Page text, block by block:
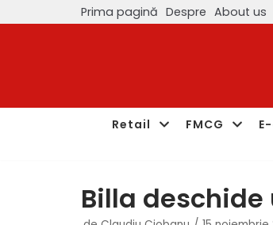
Prima pagină Despre About us
Retail FMCG
Billa